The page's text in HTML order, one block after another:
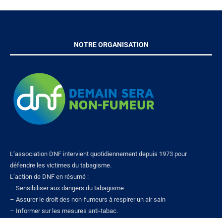
NOTRE ORGANISATION
L’association DNF intervient quotidiennement depuis 1973 pour
défendre les victimes du tabagisme.
L’action de DNF en résumé :
– Sensibiliser aux dangers du tabagisme
– Assurer le droit des non-fumeurs à respirer un air sain
– Informer sur les mesures anti-tabac.